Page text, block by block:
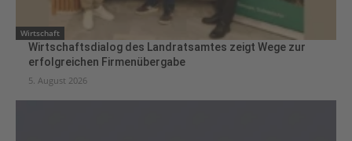
Wirtschaft
Wirtschaftsdialog des Landratsamtes zeigt Wege zur
erfolgreichen Firmenübergabe
5. August 2026